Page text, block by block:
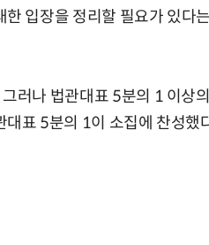
입장을 정리할 필요가 있다
러나 법관대표 5분의 1 이상
대표 5분의 1이 소집에 찬성했